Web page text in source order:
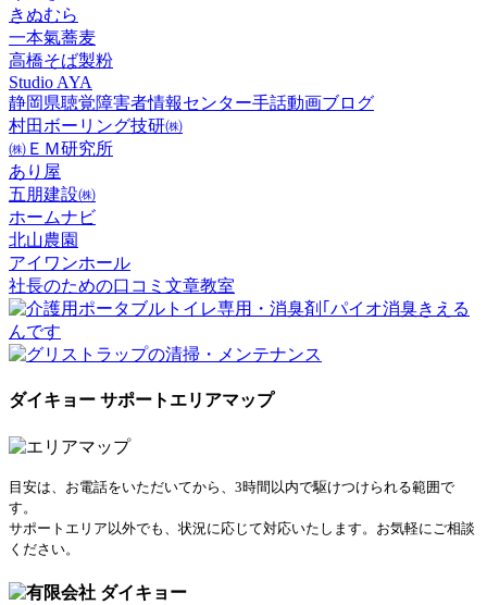
きぬむら
一本氣蕎麦
高橋そば製粉
Studio AYA
静岡県聴覚障害者情報センター手話動画ブログ
村田ボーリング技研㈱
㈱ＥＭ研究所
あり屋
五朋建設㈱
ホームナビ
北山農園
アイワンホール
社長のための口コミ文章教室
ダイキョー サポートエリアマップ
目安は、お電話をいただいてから、3時間以内で駆けつけられる範囲で
す。
サポートエリア以外でも、状況に応じて対応いたします。お気軽にご相談
ください。